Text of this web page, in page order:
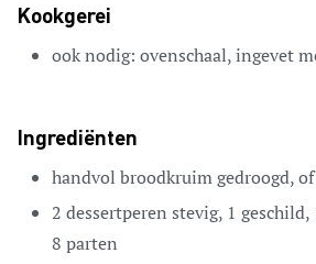
Kookgerei
ook nodig: ovenschaal,ingevet
Ingrediënten
handvol broodkruimgedroogd,
2 dessertperen stevig, 1
8 parten